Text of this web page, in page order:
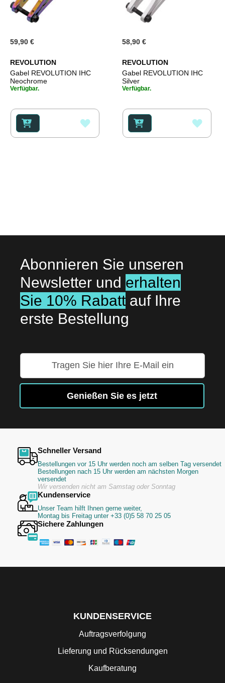
59,90 €
REVOLUTION
Gabel REVOLUTION IHC
Neochrome
Verfügbar.
WUNSCHLISTE
58,90 €
REVOLUTION
Gabel REVOLUTION IHC
Silver
Verfügbar.
Abonnieren Sie unseren
Newsletter und erhalten
Sie 10% Rabatt auf Ihre
erste Bestellung
sich
unseren
an:
Genießen Sie es jetzt
Schneller Versand
Bestellungen vor 15 Uhr werden noch am selben Tag versendet
Bestellungen nach 15 Uhr werden am nächsten Morgen
versendet
Wir versenden nicht am Samstag oder Sonntag
Kundenservice
Unser Team hilft Ihnen gerne weiter,
Montag bis Freitag unter +33 (0)5 58 70 25 05
Sichere Zahlungen
KUNDENSERVICE
Auftragsverfolgung
Lieferung und Rücksendungen
Kaufberatung